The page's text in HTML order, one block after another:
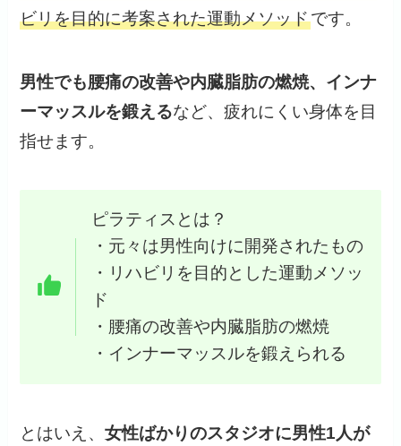
ビリを目的に考案された運動メソッドです。
男性でも腰痛の改善や内臓脂肪の燃焼、インナ
ーマッスルを鍛えるなど、疲れにくい身体を目
指せます。
ピラティスとは？
・元々は男性向けに開発されたもの
・リハビリを目的とした運動メソッ
ド
・腰痛の改善や内臓脂肪の燃焼
・インナーマッスルを鍛えられる
とはいえ、女性ばかりのスタジオに男性1人が